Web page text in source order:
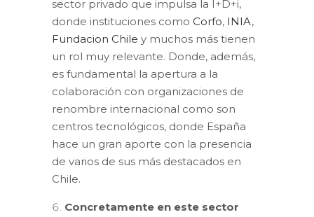
sector privado que impulsa la I+D+i,
donde instituciones como Corfo, INIA,
Fundacion Chile y muchos más tienen
un rol muy relevante. Donde, además,
es fundamental la apertura a la
colaboración con organizaciones de
renombre internacional como son
centros tecnológicos, donde España
hace un gran aporte con la presencia
de varios de sus más destacados en
Chile.
Concretamente en este sector